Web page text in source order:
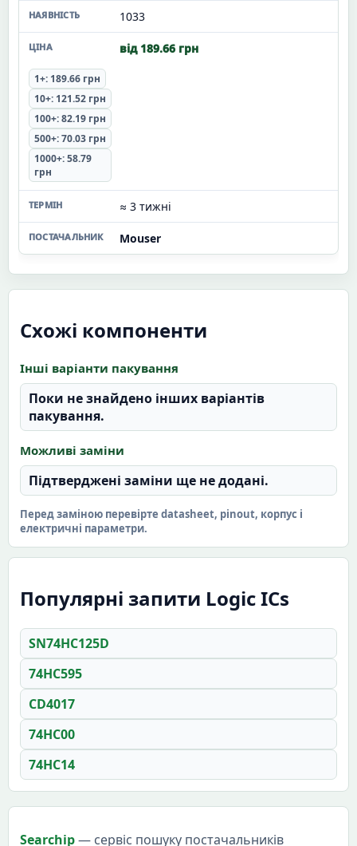
1033
від 189.66 грн
1+: 189.66 грн
10+: 121.52 грн
100+: 82.19 грн
500+: 70.03 грн
1000+: 58.79
грн
≈ 3 тижні
Mouser
Схожі компоненти
Інші варіанти пакування
Поки не знайдено інших варіантів
пакування.
Можливі заміни
Підтверджені заміни ще не додані.
Перед заміною перевірте datasheet, pinout, корпус і
електричні параметри.
Популярні запити Logic ICs
SN74HC125D
74HC595
CD4017
74HC00
74HC14
Searchip— сервіс пошуку постачальників